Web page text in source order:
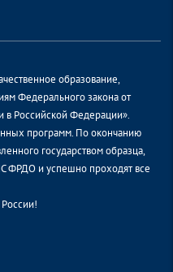
образование,
Федерального закона от
Российской Федерации».
программ. По окончанию
государством образца,
ФРДО и успешно проходят все